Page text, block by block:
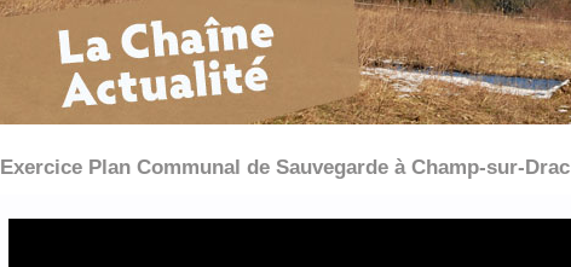
Exercice Plan Communal de Sauvegarde à Champ-sur-Drac